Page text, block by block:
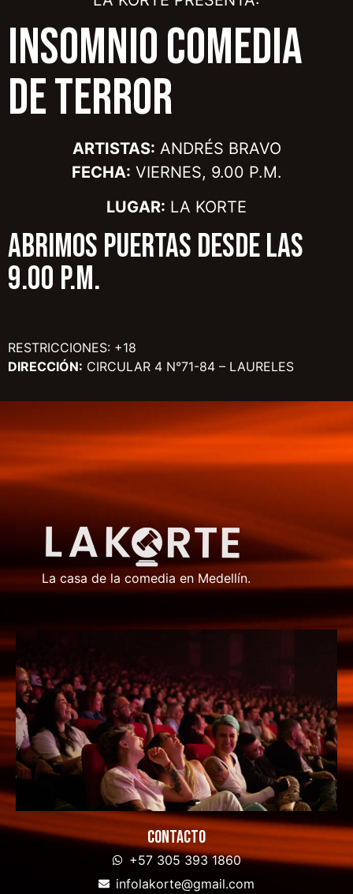
INSOMNIO COMEDIA
DE TERROR
ARTISTAS: ANDRÉS BRAVO
FECHA: VIERNES, 9.00 P.M.
LUGAR: LA KORTE
ABRIMOS PUERTAS DESDE LAS
9.00 P.M.
RESTRICCIONES: +18
DIRECCIÓN: CIRCULAR 4 N°71-84 – LAURELES
La casa de la comedia en Medellín.
Contacto
+57 305 393 1860
infolakorte@gmail.com